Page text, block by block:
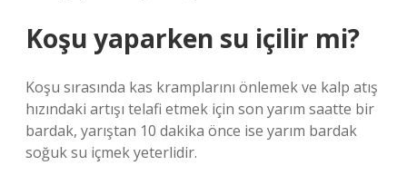
Koşu yaparken su içilir mi?
Koşu sırasında kas kramplarını önlemek ve kalp atış
hızındaki artışı telafi etmek için son yarım saatte bir
bardak, yarıştan 10 dakika önce ise yarım bardak
soğuk su içmek yeterlidir.